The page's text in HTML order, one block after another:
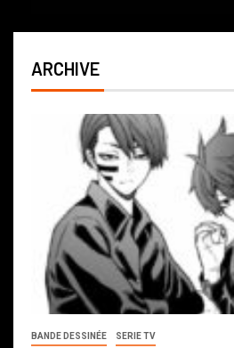
ARCHIVE
BANDE DESSINÉE SERIE TV